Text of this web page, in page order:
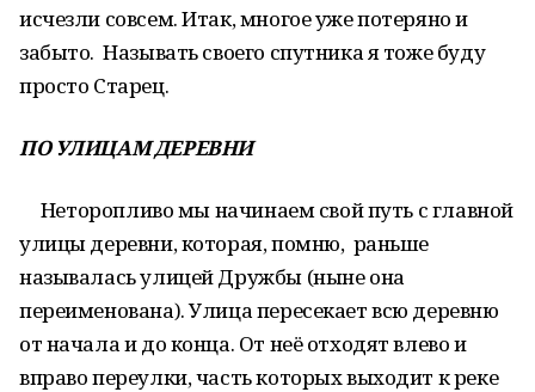
исчезли совсем. Итак, многое уже потеряно и
забыто. Называть своего спутника я тоже буду
просто Старец.
ПО УЛИЦАМ ДЕРЕВНИ
Неторопливо мы начинаем свой путь с главной
улицы деревни, которая, помню, раньше
называлась улицей Дружбы (ныне она
переименована). Улица пересекает всю деревню
от начала и до конца. От неё отходят влево и
вправо переулки, часть которых выходит к реке